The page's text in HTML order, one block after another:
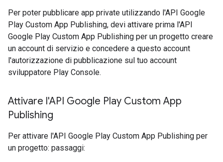
Per poter pubblicare app private utilizzando l'API Google
Play Custom App Publishing, devi attivare prima l'API
Google Play Custom App Publishing per un progetto creare
un account di servizio e concedere a questo account
l'autorizzazione di pubblicazione sul tuo account
sviluppatore Play Console.
Attivare l'API Google Play Custom App
Publishing
Per attivare l'API Google Play Custom App Publishing per
un progetto: passaggi: